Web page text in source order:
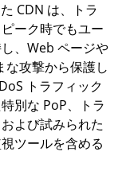
CDN は、トラ
ーク時でもユー
、Web ページや
攻撃から保護し
トラフィック
別な PoP、トラ
よび試みられた
ツールを含める